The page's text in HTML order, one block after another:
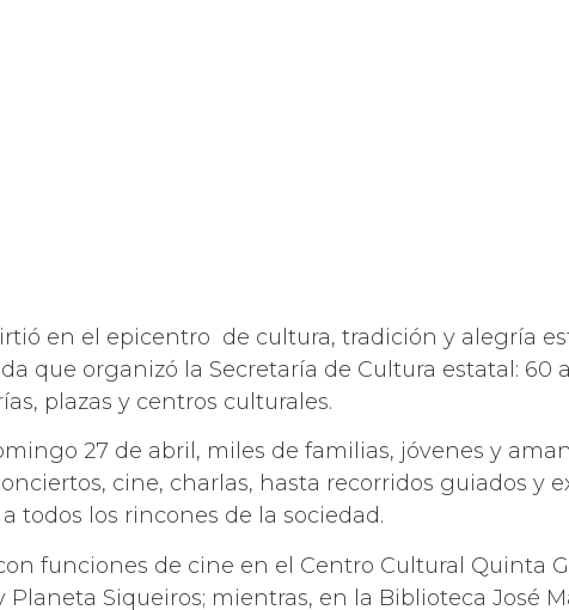
en el epicentro de cultura, tradición y alegría
que organizó la Secretaría de Cultura estatal: 60
plazas y centros culturales.
27 de abril, miles de familias, jóvenes y
cine, charlas, hasta recorridos guiados y
todos los rincones de la sociedad.
funciones de cine en el Centro Cultural Quinta
Siqueiros; mientras, en la Biblioteca José